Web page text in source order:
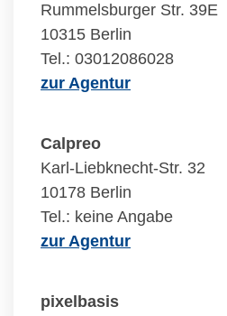
Rummelsburger Str. 39E
10315 Berlin
Tel.: 03012086028
zur Agentur
Calpreo
Karl-Liebknecht-Str. 32
10178 Berlin
Tel.: keine Angabe
zur Agentur
pixelbasis